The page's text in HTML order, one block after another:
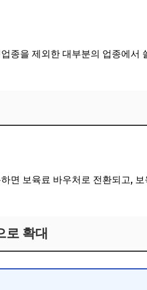
종을 제외한 대부분의 업종에서
면 보육료 바우처로 전환되고,
확대